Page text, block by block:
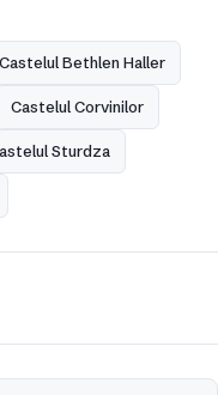
Castelul Bethlen Haller
Castelul Corvinilor
Sturdza